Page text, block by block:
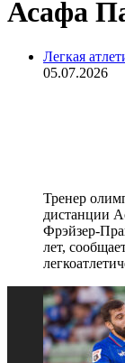
Асафа
Легкая
05.07.2026
Тренер
дистанции
лет,